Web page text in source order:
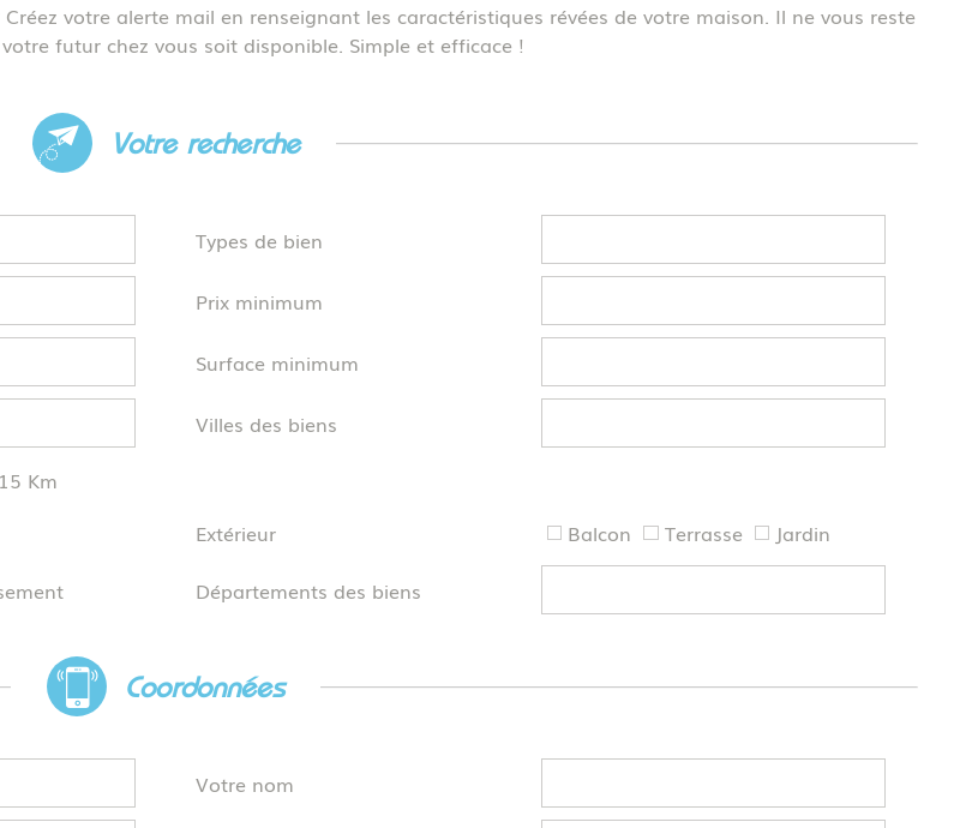
votre alerte mail en renseignant les caractéristiques révées de votre maison. Il ne vous reste
futur chez vous soit disponible. Simple et efficace !
votre recherche
Types de bien
Prix minimum
Surface minimum
Villes des biens
15 Km
Extérieur Balcon Terrasse
Jardin
Départements des biens
coordonnées
Votre nom